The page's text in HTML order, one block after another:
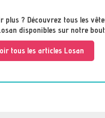
plus ? Découvrez tous les
disponibles sur notre
tous les articles Losan